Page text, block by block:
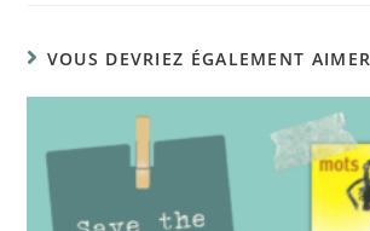
VOUS DEVRIEZ ÉGALEMENT AIMER